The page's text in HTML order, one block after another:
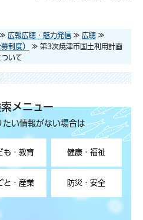
≫ 広報広聴・魅力発信 ≫ 広聴 ≫
制度）
≫ 第3次焼津市国土利用計画
いて
メニュー
たい情報がない場合は
も・教育 健康・福祉
と・産業 防災・安全